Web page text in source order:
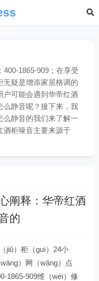
1865-909；在享受
无疑是增添家居格调的
户可能会遇到华帝红酒
么静音呢？接下来，我
么静音的我们来了解一
酒柜噪音主要来源于
阐释：华帝红酒
的
jiǔ）柜（guì）24小
）网（wǎng）点
1865-909维（wéi）修